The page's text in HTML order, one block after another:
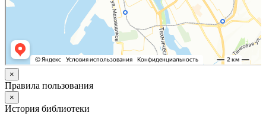
×
Правила пользования
×
История библиотеки